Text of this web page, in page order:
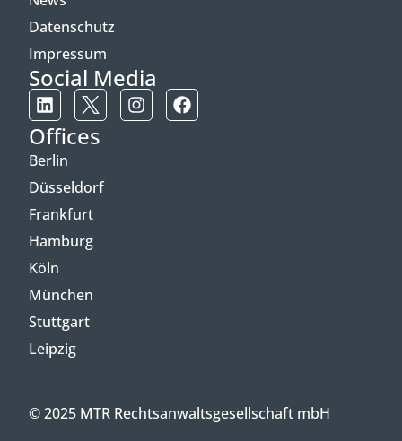
Datenschutz
Impressum
Social Media
Offices
Berlin
Düsseldorf
Frankfurt
Hamburg
Köln
München
Stuttgart
Leipzig
© 2025 MTR Rechtsanwaltsgesellschaft mbH